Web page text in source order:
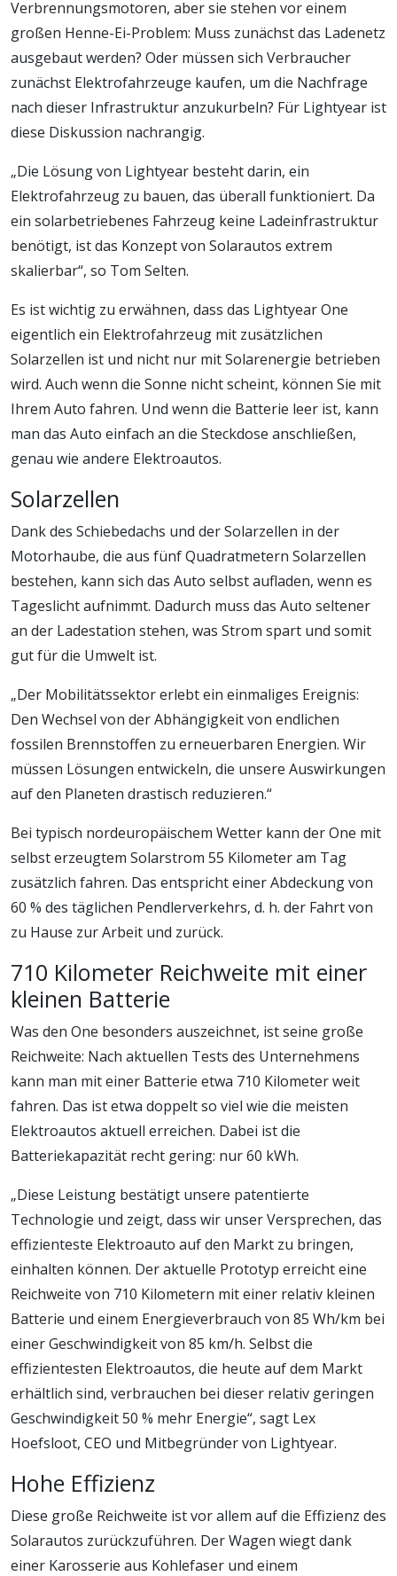
Verbrennungsmotoren, aber sie stehen vor einem
großen Henne-Ei-Problem: Muss zunächst das Ladenetz
ausgebaut werden? Oder müssen sich Verbraucher
zunächst Elektrofahrzeuge kaufen, um die Nachfrage
nach dieser Infrastruktur anzukurbeln? Für Lightyear ist
diese Diskussion nachrangig.
„Die Lösung von Lightyear besteht darin, ein
Elektrofahrzeug zu bauen, das überall funktioniert. Da
ein solarbetriebenes Fahrzeug keine Ladeinfrastruktur
benötigt, ist das Konzept von Solarautos extrem
skalierbar“, so Tom Selten.
Es ist wichtig zu erwähnen, dass das Lightyear One
eigentlich ein Elektrofahrzeug mit zusätzlichen
Solarzellen ist und nicht nur mit Solarenergie betrieben
wird. Auch wenn die Sonne nicht scheint, können Sie mit
Ihrem Auto fahren. Und wenn die Batterie leer ist, kann
man das Auto einfach an die Steckdose anschließen,
genau wie andere Elektroautos.
Solarzellen
Dank des Schiebedachs und der Solarzellen in der
Motorhaube, die aus fünf Quadratmetern Solarzellen
bestehen, kann sich das Auto selbst aufladen, wenn es
Tageslicht aufnimmt. Dadurch muss das Auto seltener
an der Ladestation stehen, was Strom spart und somit
gut für die Umwelt ist.
„Der Mobilitätssektor erlebt ein einmaliges Ereignis:
Den Wechsel von der Abhängigkeit von endlichen
fossilen Brennstoffen zu erneuerbaren Energien. Wir
müssen Lösungen entwickeln, die unsere Auswirkungen
auf den Planeten drastisch reduzieren.“
Bei typisch nordeuropäischem Wetter kann der One mit
selbst erzeugtem Solarstrom 55 Kilometer am Tag
zusätzlich fahren. Das entspricht einer Abdeckung von
60 % des täglichen Pendlerverkehrs, d. h. der Fahrt von
zu Hause zur Arbeit und zurück.
710 Kilometer Reichweite mit einer
kleinen Batterie
Was den One besonders auszeichnet, ist seine große
Reichweite: Nach aktuellen Tests des Unternehmens
kann man mit einer Batterie etwa 710 Kilometer weit
fahren. Das ist etwa doppelt so viel wie die meisten
Elektroautos aktuell erreichen. Dabei ist die
Batteriekapazität recht gering: nur 60 kWh.
„Diese Leistung bestätigt unsere patentierte
Technologie und zeigt, dass wir unser Versprechen, das
effizienteste Elektroauto auf den Markt zu bringen,
einhalten können. Der aktuelle Prototyp erreicht eine
Reichweite von 710 Kilometern mit einer relativ kleinen
Batterie und einem Energieverbrauch von 85 Wh/km bei
einer Geschwindigkeit von 85 km/h. Selbst die
effizientesten Elektroautos, die heute auf dem Markt
erhältlich sind, verbrauchen bei dieser relativ geringen
Geschwindigkeit 50 % mehr Energie“, sagt Lex
Hoefsloot, CEO und Mitbegründer von Lightyear.
Hohe Effizienz
Diese große Reichweite ist vor allem auf die Effizienz des
Solarautos zurückzuführen. Der Wagen wiegt dank
einer Karosserie aus Kohlefaser und einem